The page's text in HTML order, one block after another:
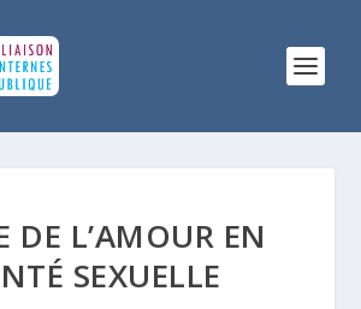
DE L’AMOUR EN
SEXUELLE